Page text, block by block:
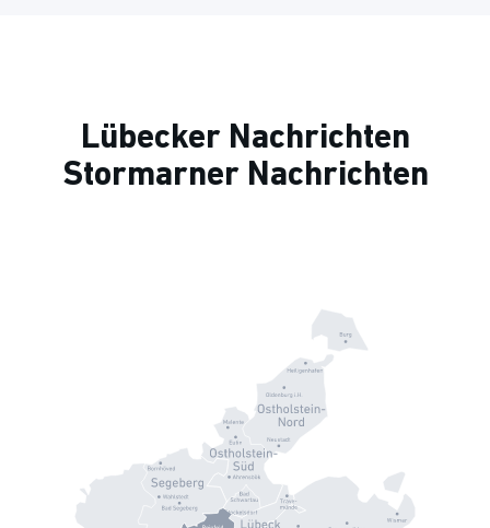
Lübecker Nachrichten
Stormarner Nachrichten